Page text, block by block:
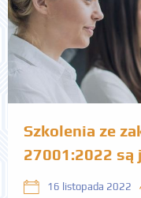
Szkolenia ze
27001:2022 są
16 listopada 2022